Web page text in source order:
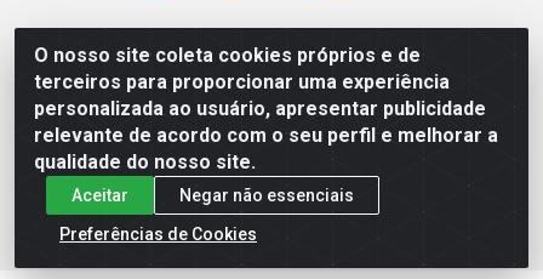
O nosso site coleta cookies próprios e de
terceiros para proporcionar uma experiência
personalizada ao usuário, apresentar publicidade
relevante de acordo com o seu perfil e melhorar a
qualidade do nosso site.
Aceitar
Negar não essenciais
Preferências de Cookies
Mix Alimentos LTDA - Quadra Asr Ne 55 (412 Norte), Alameda
02, S/N - Plano Diretor Norte, Palmas/TO - CEP 77.006-540 -
CNPJ 05.922.500/0001-02